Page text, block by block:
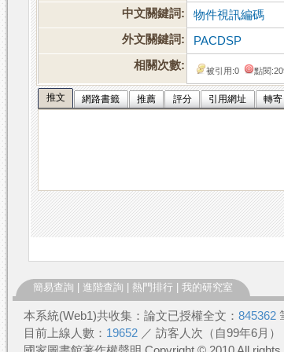
中文關鍵詞:
物件視訊編碼
外文關鍵詞:
PACDSP
相關次數:
被引用:0 點閱
推文 網路書籤 推薦 評分 引用網址 轉寄
簡易查詢 進階查詢 熱門排行 我的研究室
本系統(Web1)共收集：論文已授權全文： 845362
目前上線人數： 19652 ／ 訪客人次（自99年6月）